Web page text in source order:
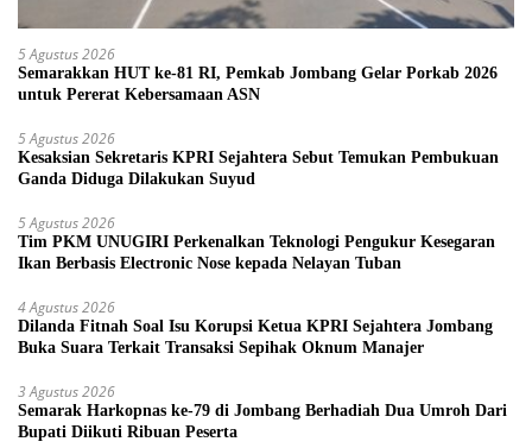
5 Agustus 2026
Semarakkan HUT ke-81 RI, Pemkab Jombang Gelar Porkab 2026
untuk Pererat Kebersamaan ASN
5 Agustus 2026
Kesaksian Sekretaris KPRI Sejahtera Sebut Temukan Pembukuan
Ganda Diduga Dilakukan Suyud
5 Agustus 2026
Tim PKM UNUGIRI Perkenalkan Teknologi Pengukur Kesegaran
Ikan Berbasis Electronic Nose kepada Nelayan Tuban
4 Agustus 2026
Dilanda Fitnah Soal Isu Korupsi Ketua KPRI Sejahtera Jombang
Buka Suara Terkait Transaksi Sepihak Oknum Manajer
3 Agustus 2026
Semarak Harkopnas ke-79 di Jombang Berhadiah Dua Umroh Dari
Bupati Diikuti Ribuan Peserta